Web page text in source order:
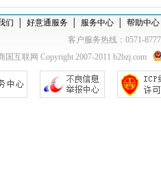
们 好意通服务 服务中心
帮助中心
客户服务热线：0571-
国互联网 Copyright 2007-2011 b2bzj.com